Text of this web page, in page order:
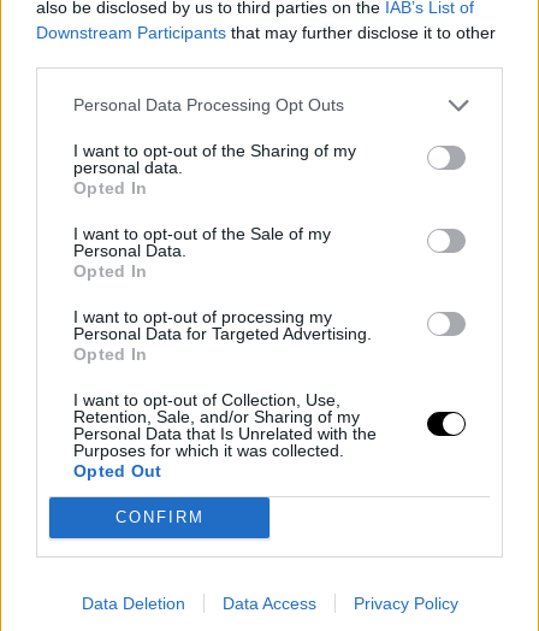
also be disclosed by us to third parties on the IAB’s List of
Downstream Participants that may further disclose it to other
Personal Data Processing Opt Outs
I want to opt-out of the Sharing of my
personal data.
Opted In
I want to opt-out of the Sale of my
Personal Data.
Opted In
I want to opt-out of processing my
Personal Data for Targeted Advertising.
Opted In
I want to opt-out of Collection, Use,
Retention, Sale, and/or Sharing of my
Personal Data that Is Unrelated with the
Purposes for which it was collected.
Opted Out
CONFIRM
Data Deletion Data Access Privacy Policy
temporada. Los Sixers están hundidos en la
clasificación, pero no tanto como para optar al número
1 del draft. Son un absoluto desastre que a día de hoy
no tiene ni presente ni futuro.
Como decimos, Morey jugó fuerte. Le salió cara otras
veces, pero esta vez parece que le ha salido cruz.